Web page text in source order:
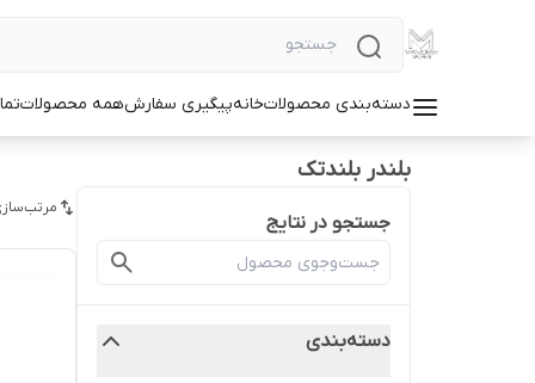
دسته‌بندی محصولاتخانهپیگیری سفارشهمه محصولات
بلندر بلندتک
جستجو در نتایج
دسته‌بندی